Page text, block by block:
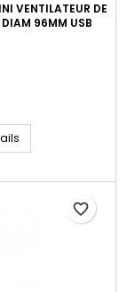
VENTILATEUR DE
DIAM 96MM USB
favorite_border